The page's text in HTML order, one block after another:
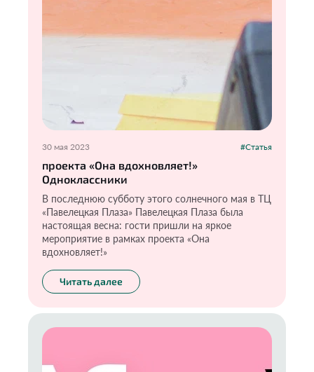
30 мая 2023 #Статья
проекта «Она вдохновляет!»
Одноклассники
В последнюю субботу этого солнечного мая в ТЦ
«Павелецкая Плаза» Павелецкая Плаза была
настоящая весна: гости пришли на яркое
мероприятие в рамках проекта «Она
вдохновляет!»
Читать далее